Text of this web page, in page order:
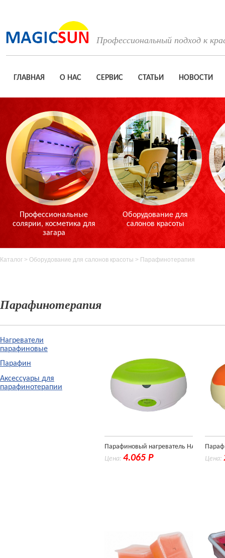
Профессиональный подход к
ГЛАВНАЯ О НАС СЕРВИС СТАТЬИ НОВОСТИ
Профессиональные
солярии, косметика для
загара
Оборудование для
салонов красоты
Каталог > Оборудование для салонов красоты > Парафинотерапия
Парафинотерапия
Нагреватели
парафиновые
Парафин
Аксессуары для
парафинотерапии
Парафиновый нагреватель HARIZMA
Цена: 4.065 Р
Цена: